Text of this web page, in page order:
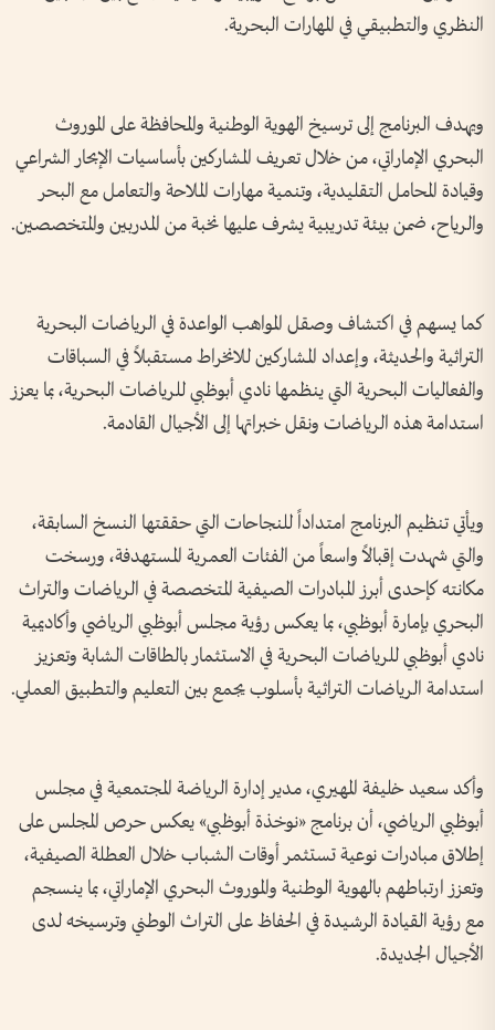
النظري والتطبيقي في المهارات البحرية.
ويهدف البرنامج إلى ترسيخ الهوية الوطنية والمحافظة على الموروث
البحري الإماراتي، من خلال تعريف المشاركين بأساسيات الإبحار الشراعي
وقيادة المحامل التقليدية، وتنمية مهارات الملاحة والتعامل مع البحر
والرياح، ضمن بيئة تدريبية يشرف عليها نخبة من المدربين والمتخصصين.
كما يسهم في اكتشاف وصقل المواهب الواعدة في الرياضات البحرية
التراثية والحديثة، وإعداد المشاركين للانخراط مستقبلاً في السباقات
والفعاليات البحرية التي ينظمها نادي أبوظبي للرياضات البحرية، بما يعزز
استدامة هذه الرياضات ونقل خبراتها إلى الأجيال القادمة.
ويأتي تنظيم البرنامج امتداداً للنجاحات التي حققتها النسخ السابقة،
والتي شهدت إقبالاً واسعاً من الفئات العمرية المستهدفة، ورسخت
مكانته كإحدى أبرز المبادرات الصيفية المتخصصة في الرياضات والتراث
البحري بإمارة أبوظبي، بما يعكس رؤية مجلس أبوظبي الرياضي وأكاديمية
نادي أبوظبي للرياضات البحرية في الاستثمار بالطاقات الشابة وتعزيز
استدامة الرياضات التراثية بأسلوب يجمع بين التعليم والتطبيق العملي.
وأكد سعيد خليفة المهيري، مدير إدارة الرياضة المجتمعية في مجلس
أبوظبي الرياضي، أن برنامج «نوخذة أبوظبي» يعكس حرص المجلس على
إطلاق مبادرات نوعية تستثمر أوقات الشباب خلال العطلة الصيفية،
وتعزز ارتباطهم بالهوية الوطنية والموروث البحري الإماراتي، بما ينسجم
مع رؤية القيادة الرشيدة في الحفاظ على التراث الوطني وترسيخه لدى
الأجيال الجديدة.